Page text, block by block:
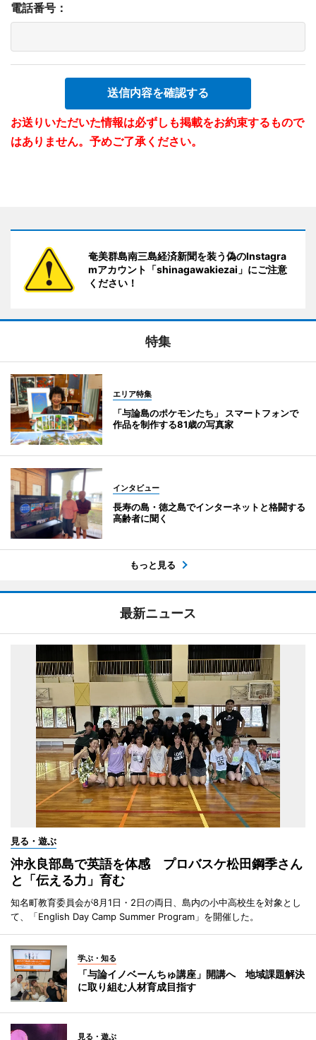
電話番号：
送信内容を確認する
お送りいただいた情報は必ずしも掲載をお約束するもので
はありません。予めご了承ください。
奄美群島南三島経済新聞を装う偽のInstagra
mアカウント「shinagawakiezai」にご注意
ください！
特集
エリア特集
「与論島のポケモンたち」 スマートフォンで
作品を制作する81歳の写真家
インタビュー
長寿の島・徳之島でインターネットと格闘する
高齢者に聞く
もっと見る
最新ニュース
見る・遊ぶ
沖永良部島で英語を体感 プロバスケ松田鋼季さん
と「伝える力」育む
知名町教育委員会が8月1日・2日の両日、島内の小中高校生を対象とし
て、「English Day Camp Summer Program」を開催した。
学ぶ・知る
「与論イノベーんちゅ講座」開講へ 地域課題解決
に取り組む人材育成目指す
見る・遊ぶ